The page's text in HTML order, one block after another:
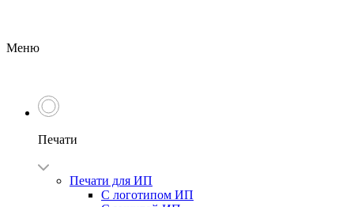
Меню
Печати
Печати для ИП
С логотипом ИП